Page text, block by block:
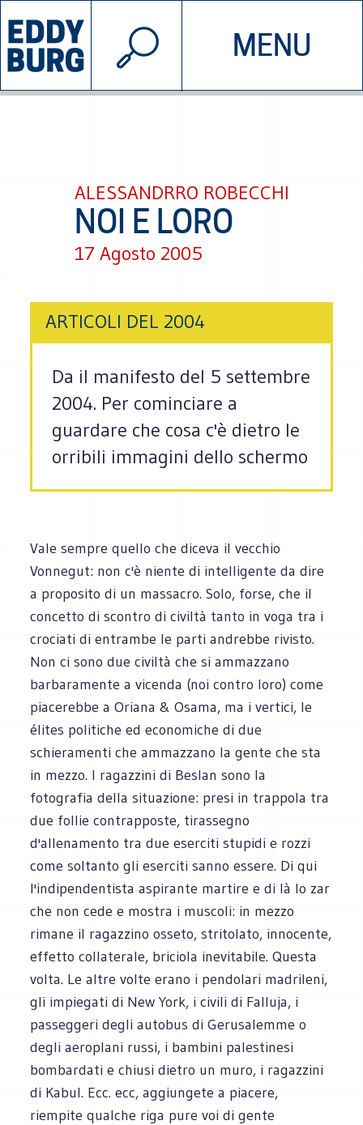
MENU
INIZIATIVE CHI SIAMO
© 2026 EDDYBURG
ALESSANDRRO ROBECCHI
NOI E LORO
17 Agosto 2005
ARTICOLI DEL 2004
Da il manifesto del 5 settembre
2004. Per cominciare a
guardare che cosa c'è dietro le
orribili immagini dello schermo
Vale sempre quello che diceva il vecchio
Vonnegut: non c'è niente di intelligente da dire
a proposito di un massacro. Solo, forse, che il
concetto di scontro di civiltà tanto in voga tra i
crociati di entrambe le parti andrebbe rivisto.
Non ci sono due civiltà che si ammazzano
barbaramente a vicenda (noi contro loro) come
piacerebbe a Oriana & Osama, ma i vertici, le
élites politiche ed economiche di due
schieramenti che ammazzano la gente che sta
in mezzo. I ragazzini di Beslan sono la
fotografia della situazione: presi in trappola tra
due follie contrapposte, tirassegno
d'allenamento tra due eserciti stupidi e rozzi
come soltanto gli eserciti sanno essere. Di qui
l'indipendentista aspirante martire e di là lo zar
che non cede e mostra i muscoli: in mezzo
rimane il ragazzino osseto, stritolato, innocente,
effetto collaterale, briciola inevitabile. Questa
volta. Le altre volte erano i pendolari madrileni,
gli impiegati di New York, i civili di Falluja, i
passeggeri degli autobus di Gerusalemme o
degli aeroplani russi, i bambini palestinesi
bombardati e chiusi dietro un muro, i ragazzini
di Kabul. Ecc. ecc, aggiungete a piacere,
riempite qualche riga pure voi di gente